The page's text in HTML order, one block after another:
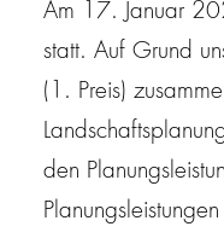
Am 17. Januar
statt. Auf Grund
(1. Preis)
den